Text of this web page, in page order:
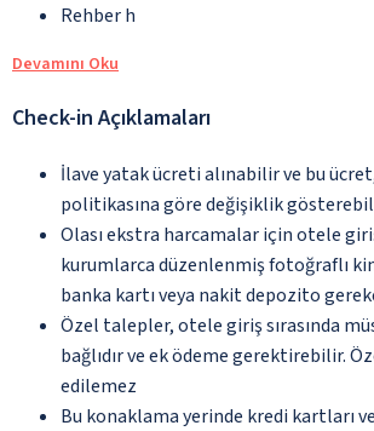
Rehber h
Devamını Oku
Check-in Açıklamaları
İlave yatak ücreti alınabilir ve bu
politikasına göre değişiklik
Olası ekstra harcamalar için otele
kurumlarca düzenlenmiş fotoğraflı
banka kartı veya nakit depozito
Özel talepler, otele giriş sırasında
bağlıdır ve ek ödeme gerektirebilir.
edilemez
Bu konaklama yerinde kredi kartları